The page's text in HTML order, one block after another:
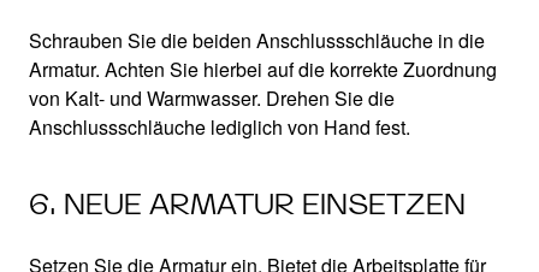
Schrauben Sie die beiden Anschlussschläuche in die
Armatur. Achten Sie hierbei auf die korrekte Zuordnung
von Kalt- und Warmwasser. Drehen Sie die
Anschlussschläuche lediglich von Hand fest.
6. NEUE ARMATUR EINSETZEN
Setzen Sie die Armatur ein. Bietet die Arbeitsplatte für